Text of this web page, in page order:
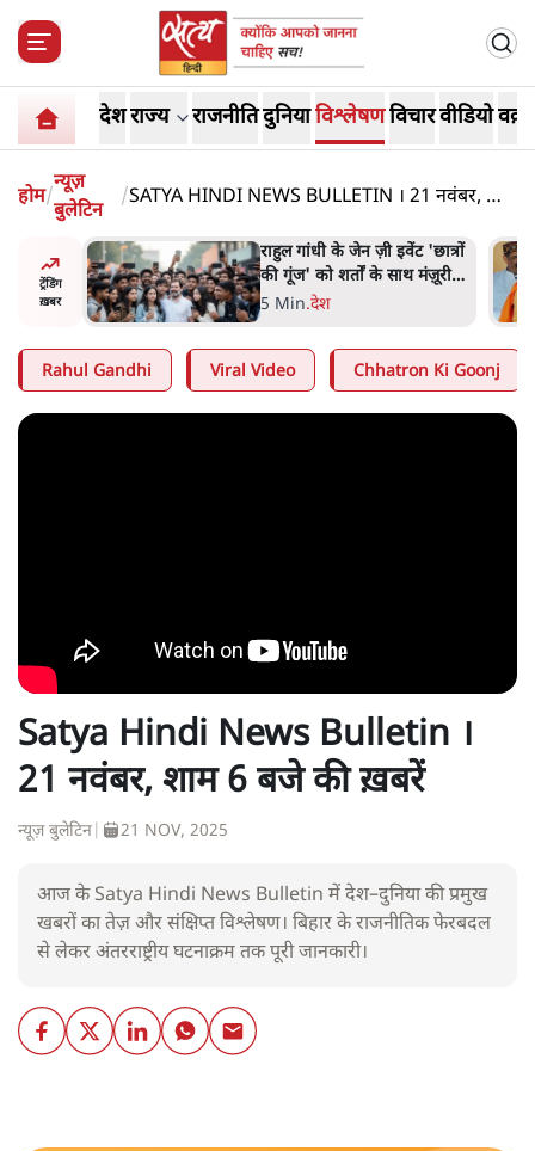
देशराज्य राजनीतिदुनियाविश्लेषणविचारवीडियो
होम/
न्यूज़
बुलेटिन
/SATYA HINDI NEWS BULLETIN । 21 नवंबर, शाम
ट्रेंडिंग
ख़बर
राहुल गांधी के जेन ज़ी इवेंट 'छात्रों
की गूंज' को शर्तों के साथ मंज़ूरी
देना पड़ा
5 Min.देश
Rahul Gandhi Viral Video Chhatron Ki Goonj
Satya Hindi News Bulletin ।
21 नवंबर, शाम 6 बजे की ख़बरें
न्यूज़ बुलेटिन 21 NOV, 2025
आज के Satya Hindi News Bulletin में देश–दुनिया की प्रमुख
खबरों का तेज़ और संक्षिप्त विश्लेषण। बिहार के राजनीतिक फेरबदल
से लेकर अंतरराष्ट्रीय घटनाक्रम तक पूरी जानकारी।